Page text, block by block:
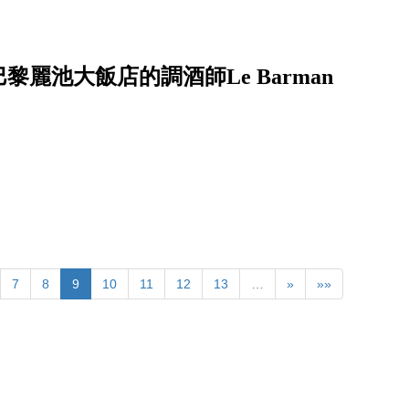
麗池大飯店的調酒師Le Barman
7 8 9 10 11 12 13 … » »»